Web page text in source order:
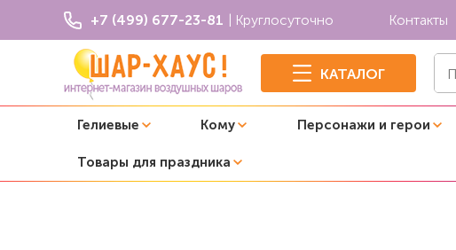
+7 (499) 677-23-81 | Круглосуточно Контакты
КАТАЛОГ
Гелиевые Кому Персонажи и герои
Товары для праздника
Фольгированные шары с рисунком